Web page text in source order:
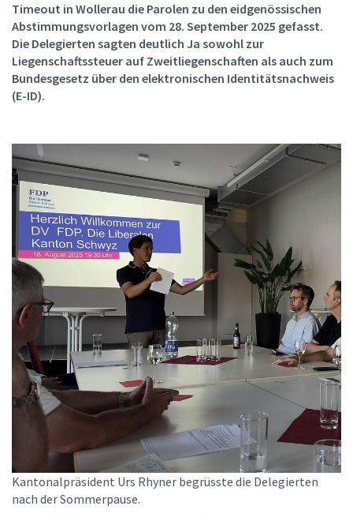
Timeout in Wollerau die Parolen zu den eidgenössischen
Abstimmungsvorlagen vom 28. September 2025 gefasst.
Die Delegierten sagten deutlich Ja sowohl zur
Liegenschaftssteuer auf Zweitliegenschaften als auch zum
Bundesgesetz über den elektronischen Identitätsnachweis
(E-ID).
Kantonalpräsident Urs Rhyner begrüsste die Delegierten
nach der Sommerpause.